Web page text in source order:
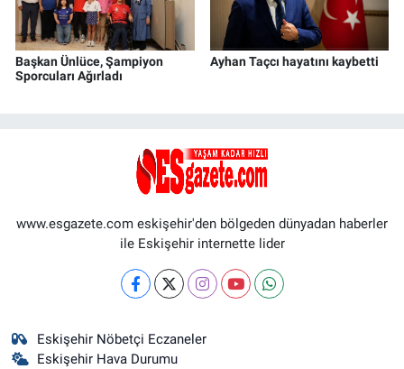
Başkan Ünlüce, Şampiyon
Sporcuları Ağırladı
Ayhan Taçcı hayatını kaybetti
www.esgazete.com eskişehir'den bölgeden dünyadan haberler
ile Eskişehir internette lider
Eskişehir Nöbetçi Eczaneler
Eskişehir Hava Durumu